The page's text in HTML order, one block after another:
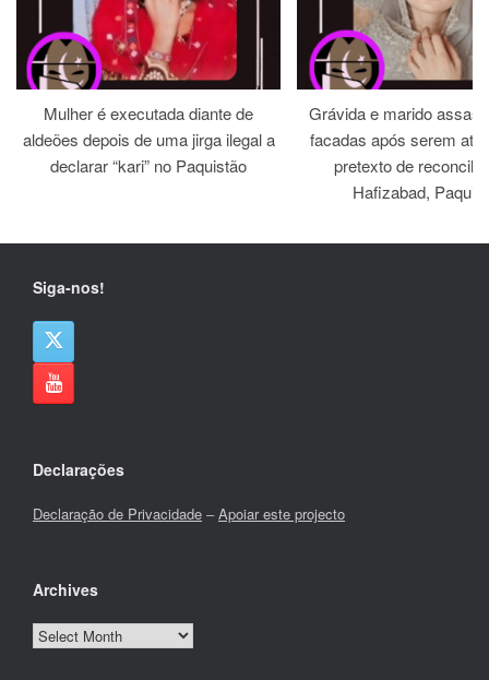
Mulher é executada diante de
aldeões depois de uma jirga ilegal a
declarar “kari” no Paquistão
Grávida e marido
facadas após serem
pretexto de
Hafizabad,
Siga-nos!
Declarações
Declaração de Privacidade –Apoiar este projecto
Archives
Archives